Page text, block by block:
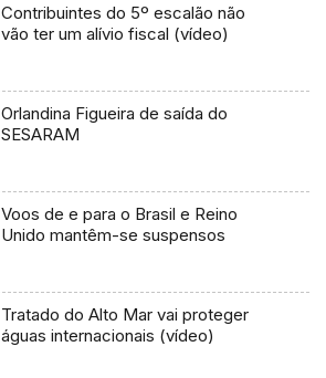
Contribuintes do 5º escalão não
vão ter um alívio fiscal (vídeo)
Orlandina Figueira de saída do
SESARAM
Voos de e para o Brasil e Reino
Unido mantêm-se suspensos
Tratado do Alto Mar vai proteger
águas internacionais (vídeo)